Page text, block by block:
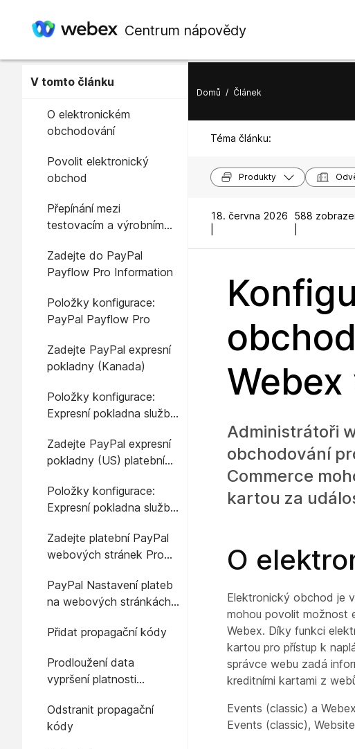
Centrum nápovědy
V tomto článku
O elektronickém
obchodování
Povolit elektronický
obchod
Přepínání mezi
testovacím a výrobním
Zadejte do PayPal
Payflow Pro Information
Položky konfigurace:
PayPal Payflow Pro
Zadejte PayPal expresní
pokladny (Kanada)
Položky konfigurace:
Expresní pokladna služby
Zadejte PayPal expresní
pokladny (US) platební
Položky konfigurace:
Expresní pokladna služby
Zadejte platební PayPal
webových stránek Pro
PayPal Nastavení plateb
na webových stránkách
Přidat propagační kódy
Prodloužení data
vypršení platnosti
Odstranit propagační
kódy
Domů / Článek
Téma článku:
Produkty
18. června 2026
588
Administrátoři
obchodování
Commerce
kartou za
O
Elektronický obchod je
mohou povolit možnost
Webex. Díky funkci
kartou pro přístup k
správce webu zadá
kreditními kartami z
Events (classic) a
Events (classic),